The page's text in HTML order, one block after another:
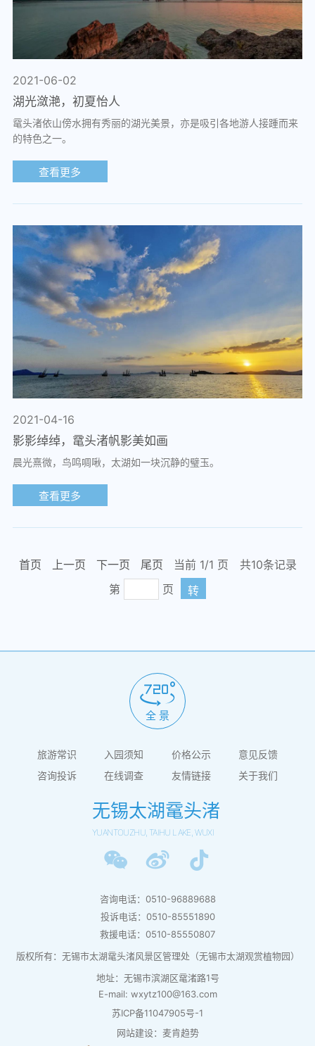
2021-06-02
湖光潋滟，初夏怡人
鼋头渚依山傍水拥有秀丽的湖光美景，亦是吸引各地游人接踵而来
的特色之一。
查看更多
2021-04-16
影影绰绰，鼋头渚帆影美如画
晨光熹微，鸟鸣啁啾，太湖如一块沉静的璧玉。
查看更多
首页 上一页 下一页 尾页 当前 1/1 页
共10条记录
第
页 转
全 景
旅游常识 入园须知 价格公示
意见反馈
咨询投诉
在线调查 友情链接 关于我们
无锡太湖鼋头渚
YUANTOUZHU, TAIHU LAKE, WUXI
咨询电话：0510-96889688
投诉电话：0510-85551890
救援电话：0510-85550807
版权所有：无锡市太湖鼋头渚风景区管理处（无锡市太湖观赏植物园）
地址：无锡市滨湖区鼋渚路1号
E-mail: wxytz100@163.com
苏ICP备11047905号-1
网站建设：麦肯趋势